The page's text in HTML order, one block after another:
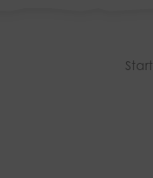
Start